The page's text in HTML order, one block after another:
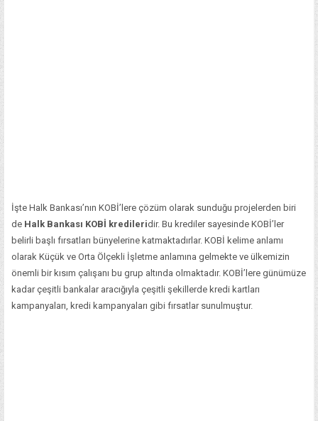
İşte Halk Bankası’nın KOBİ’lere çözüm olarak sunduğu projelerden biri
de Halk Bankası KOBİ kredileridir. Bu krediler sayesinde KOBİ’ler
belirli başlı fırsatları bünyelerine katmaktadırlar. KOBİ kelime anlamı
olarak Küçük ve Orta Ölçekli İşletme anlamına gelmekte ve ülkemizin
önemli bir kısım çalışanı bu grup altında olmaktadır. KOBİ’lere günümüze
kadar çeşitli bankalar aracığıyla çeşitli şekillerde kredi kartları
kampanyaları, kredi kampanyaları gibi fırsatlar sunulmuştur.